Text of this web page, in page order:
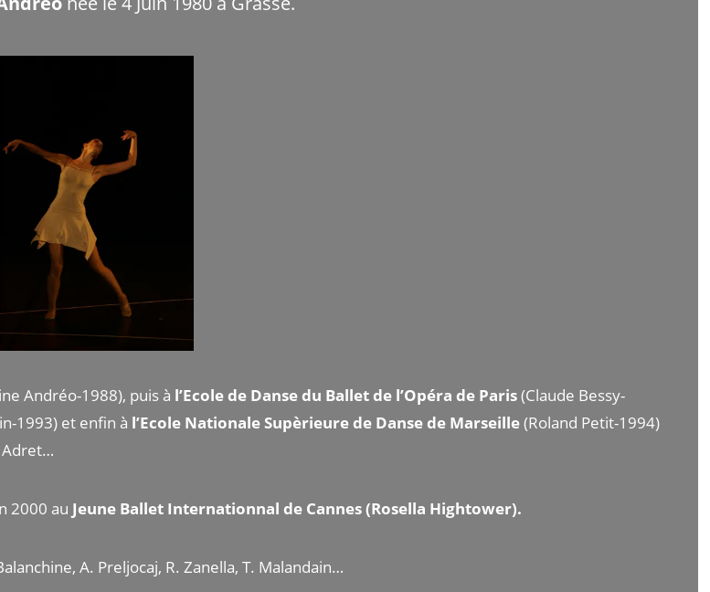
Andréo-1988), puis à l’Ecole de Danse du Ballet de l’Opéra de Paris(Claude Bessy-
1993) et enfin à l’Ecole Nationale Supèrieure de Danse de Marseille(Roland Petit-1994)
Adret…
2000 au Jeune Ballet Internationnal de Cannes (Rosella Hightower).
A. Preljocaj, R. Zanella, T. Malandain…